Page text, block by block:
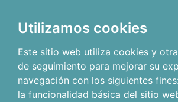
Utilizamos cookies
Este sitio web utiliza cookies y
de seguimiento para mejorar su
navegación con los siguientes fines:
la funcionalidad básica del sitio